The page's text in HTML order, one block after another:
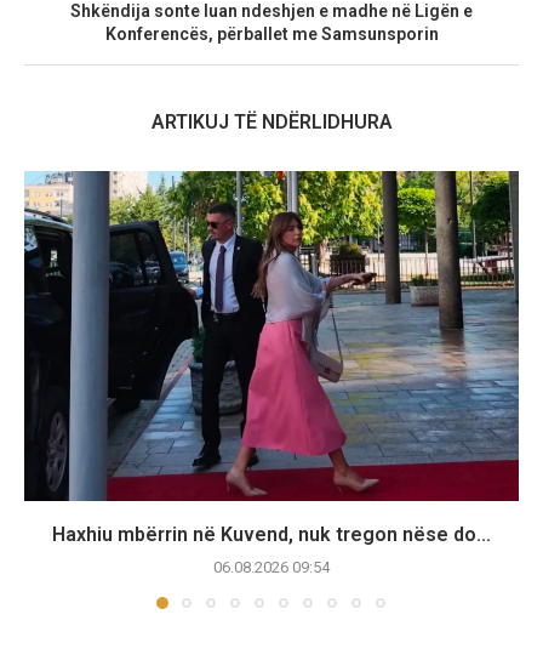
Shkëndija sonte luan ndeshjen e madhe në Ligën e
Konferencës, përballet me Samsunsporin
ARTIKUJ TË NDËRLIDHURA
Haxhiu mbërrin në Kuvend, nuk tregon nëse do...
06.08.2026 09:54